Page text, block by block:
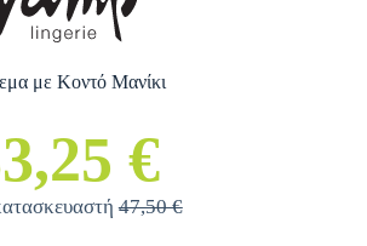
με Κοντό Μανίκι
€
47,50 €